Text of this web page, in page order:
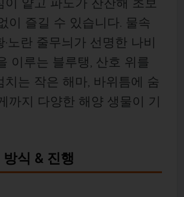
이 즐길 수 있습니다. 물속
노란 줄무늬가 선명한 나비
이루는 블루탱, 산호 위를
치는 작은 해마, 바위틈에 숨
까지 다양한 해양 생물이 기
식 & 진행